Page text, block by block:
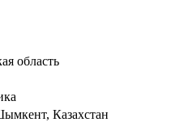
область
Казахстан